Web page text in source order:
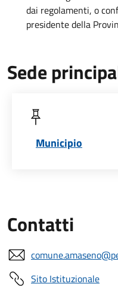
dai regolamenti, o
presidente della
Sede
Municipio
Contatti
Sito Istituzionale